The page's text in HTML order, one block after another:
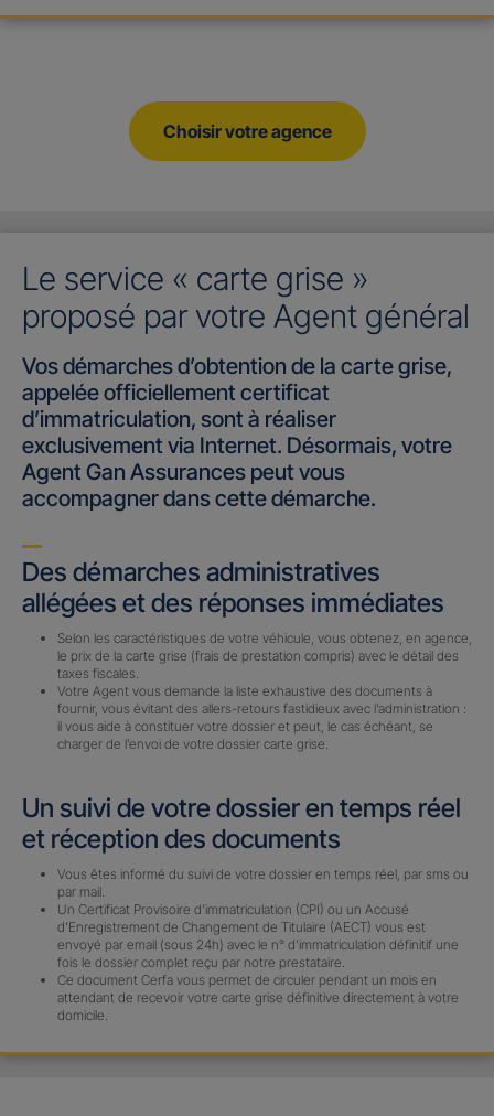
Choisir votre agence
Le service « carte grise »
proposé par votre Agent général
Vos démarches d’obtention de la carte grise,
appelée officiellement certificat
d’immatriculation, sont à réaliser
exclusivement via Internet. Désormais, votre
Agent Gan Assurances peut vous
accompagner dans cette démarche.
Des démarches administratives
allégées et des réponses immédiates
Selon les caractéristiques de votre véhicule, vous obtenez, en agence,
le prix de la carte grise (frais de prestation compris) avec le détail des
taxes fiscales.
Votre Agent vous demande la liste exhaustive des documents à
fournir, vous évitant des allers-retours fastidieux avec l’administration :
il vous aide à constituer votre dossier et peut, le cas échéant, se
charger de l’envoi de votre dossier carte grise.
Un suivi de votre dossier en temps réel
et réception des documents
Vous êtes informé du suivi de votre dossier en temps réel, par sms ou
par mail.
Un Certificat Provisoire d’immatriculation (CPI) ou un Accusé
d’Enregistrement de Changement de Titulaire (AECT) vous est
envoyé par email (sous 24h) avec le n° d’immatriculation définitif une
fois le dossier complet reçu par notre prestataire.
Ce document Cerfa vous permet de circuler pendant un mois en
attendant de recevoir votre carte grise définitive directement à votre
domicile.